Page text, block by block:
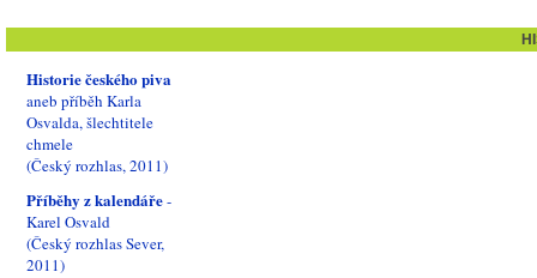
Historie českého piva
aneb příběh Karla
Osvalda, šlechtitele
chmele
(Český rozhlas, 2011)
Příběhy z kalendáře-
Karel Osvald
(Český rozhlas Sever,
2011)